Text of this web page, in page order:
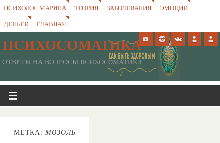
ПСИХОЛОГ МАРИНА ТЕОРИЯ ЗАБОЛЕВАНИЯ
ЭМОЦИИ
ДЕНЬГИ
ГЛАВНАЯ
ПСИХОСОМАТИКА
ОТВЕТЫ НА ВОПРОСЫ ПСИХОСОМАТИКИ
МЕТКА: МОЗОЛЬ